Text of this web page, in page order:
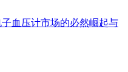
血压计市场的必然崛起与